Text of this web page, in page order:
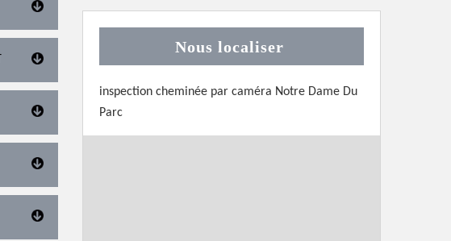
Nous localiser
inspection cheminée par caméra Notre Dame Du
Parc